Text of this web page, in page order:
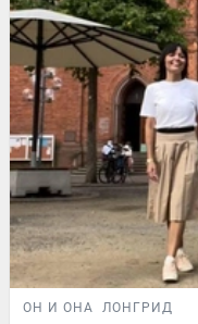
ОН И ОНА ЛОНГРИД